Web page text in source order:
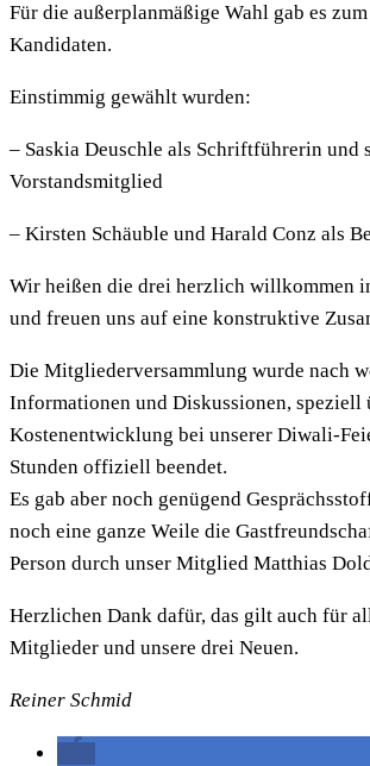
Für die außerplanmäßige Wahl gab es
Kandidaten.
Einstimmig gewählt wurden:
– Saskia Deuschle als Schriftführerin und
Vorstandsmitglied
– Kirsten Schäuble und Harald Conz als
Wir heißen die drei herzlich willkommen
und freuen uns auf eine konstruktive
Die Mitgliederversammlung wurde nach
Informationen und Diskussionen, speziell
Kostenentwicklung bei unserer Diwali-
Stunden offiziell beendet.
Es gab aber noch genügend
noch eine ganze Weile die
Person durch unser Mitglied Matthias
Herzlichen Dank dafür, das gilt auch für
Mitglieder und unsere drei Neuen.
Reiner Schmid